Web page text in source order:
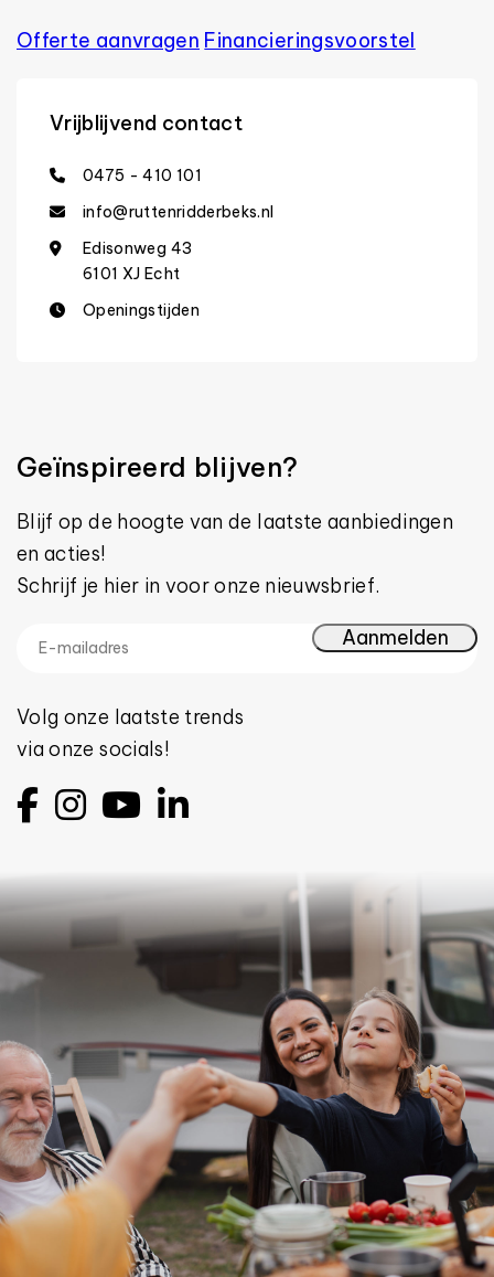
Offerte aanvragen Financierings­voorstel
Vrijblijvend contact
0475 - 410 101
info@ruttenridderbeks.nl
Edisonweg 43
6101 XJ Echt
Openingstijden
Geïnspireerd blijven?
Blijf op de hoogte van de laatste aanbiedingen
en acties!
Schrijf je hier in voor onze nieuwsbrief.
Volg onze laatste trends
via onze socials!